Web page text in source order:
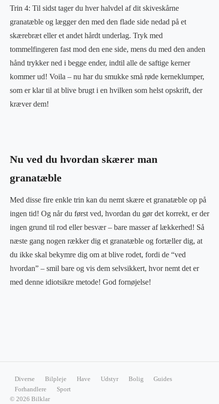
Trin 4: Til sidst tager du hver halvdel af dit skiveskårne
granatæble og lægger den med den flade side nedad på et
skærebræt eller et andet hårdt underlag. Tryk med
tommelfingeren fast mod den ene side, mens du med den anden
hånd trykker ned i begge ender, indtil alle de saftige kerner
kommer ud! Voila – nu har du smukke små røde kerneklumper,
som er klar til at blive brugt i en hvilken som helst opskrift, der
kræver dem!
Nu ved du hvordan skærer man
granatæble
Med disse fire enkle trin kan du nemt skære et granatæble op på
ingen tid! Og når du først ved, hvordan du gør det korrekt, er der
ingen grund til rod eller besvær – bare masser af lækkerhed! Så
næste gang nogen rækker dig et granatæble og fortæller dig, at
du ikke skal bekymre dig om at blive rodet, fordi de “ved
hvordan” – smil bare og vis dem selvsikkert, hvor nemt det er
med denne idiotsikre metode! God fornøjelse!
Diverse Bilpleje Have Udstyr Bolig
Guides
Forhandlere
Sport
© 2026 Bilklar